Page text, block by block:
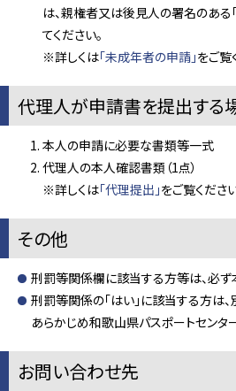
は、親権者又は後見人の署名のある
てください。
※詳しくは「未成年者の申請」をご覧
代理人が申請書を提出する
本人の申請に必要な書類等一式
代理人の本人確認書類（1点）
※詳しくは「代理提出」をご覧ください
その他
刑罰等関係欄に該当する方等は、必ず
刑罰等関係の「はい」に該当する方は
あらかじめ和歌山県パスポートセンタ
お問い合わせ先